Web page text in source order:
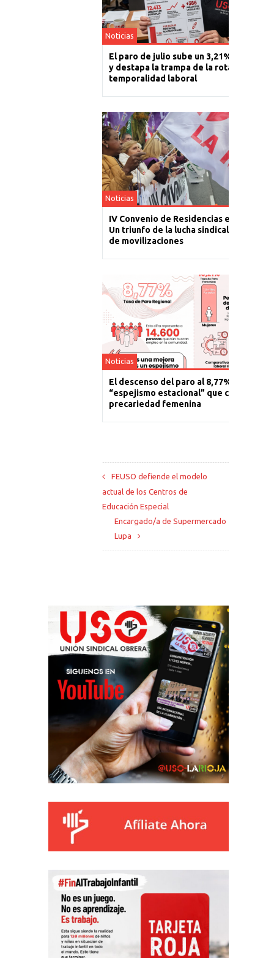
Noticias
El paro de julio sube un 3,21% en La
y destapa la trampa de la rotación y la
temporalidad laboral
Noticias
IV Convenio de Residencias en La Rioja:
Un triunfo de la lucha sindical tras un
de movilizaciones
Noticias
El descenso del paro al 8,77% es un
“espejismo estacional” que cronifica la
precariedad femenina
FEUSO defiende el modelo
actual de los Centros de
Educación Especial
Encargado/a de Supermercado
Lupa